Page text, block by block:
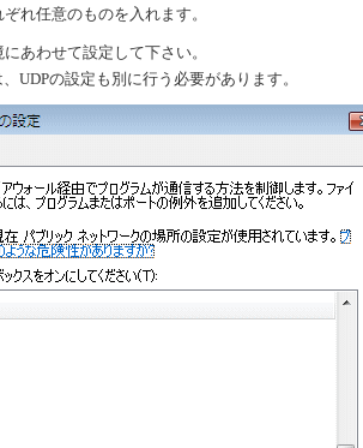
れ任意のものを入れます。
あわせて設定して下さい。
UDPの設定も別に行う必要があります。